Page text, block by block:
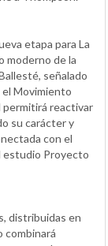
etapa para La
moderno de la
señalado
Movimiento
permitirá reactivar
su carácter y
con el
estudio Proyecto
distribuidas en
combinará